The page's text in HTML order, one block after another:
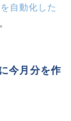
自動化した
今月分を作